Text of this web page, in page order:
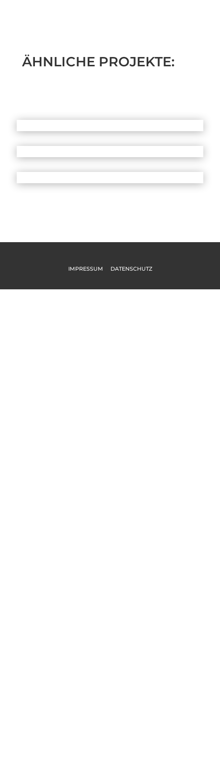
ÄHNLICHE PROJEKTE:
IMPRESSUM DATENSCHUTZ